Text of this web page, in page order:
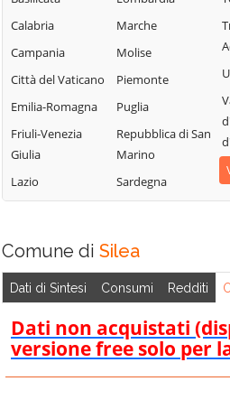
Chiarano
Cimadolmo
Cison di
Valmarino
Codognè
Colle Umberto
Conegliano
Cordignano
Crocetta del
Montello
Follina
Fontanelle
Motta di Livenza
Nervesa della
Battaglia
Oderzo
Ormelle
Orsago
Paese
Pederobba
Pieve di Soligo
Ponte di Piave
Portobuffolè
Calabria
Campania
Città del Vaticano
Emilia-Romagna
Friuli-Venezia
Giulia
Lazio
Marche
Molise
Piemonte
Puglia
Repubblica di San
Marino
Sardegna
Comune di Silea
Dati di Sintesi Consumi Redditi
Dati non acquistati
versione free solo per